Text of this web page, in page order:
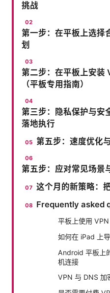
挑战
第一步：在平板上选择
划
第二步：在平板上安装
（平板专用指南）
第三步：隐私保护与安
落地执行
第五步：速度优化
第五步：应对常见场景
这个月的新策略：
Frequently asked
平板上使用
如何在 iPad 上
Android 平板上
机连接
VPN 与 DNS 加